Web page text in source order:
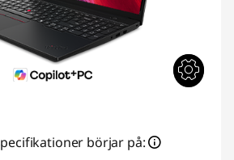
börjar på: